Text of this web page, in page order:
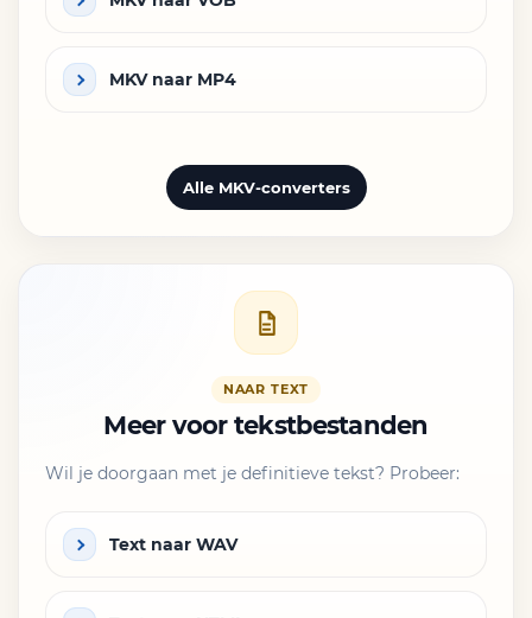
MKV naar MP4
Alle MKV-converters
NAAR TEXT
Meer voor tekstbestanden
Wil je doorgaan met je definitieve tekst? Probeer:
Text naar WAV